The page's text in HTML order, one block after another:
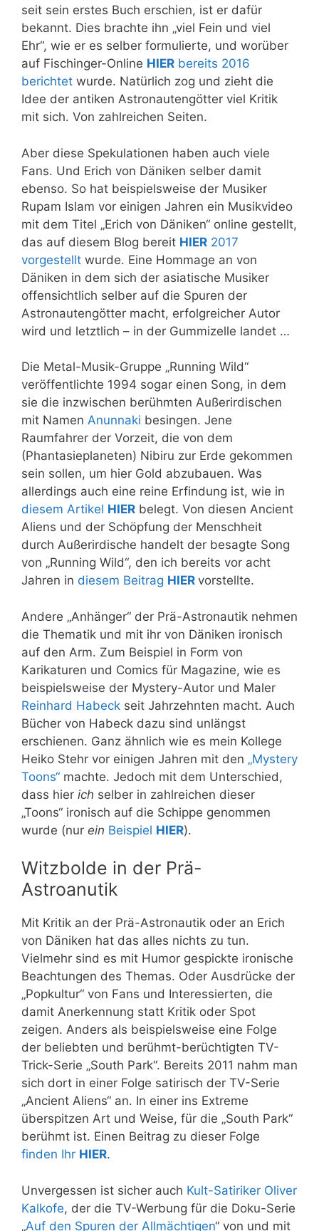
seit sein erstes Buch erschien, ist er dafür
bekannt. Dies brachte ihn „viel Fein und viel
Ehr“, wie er es selber formulierte, und worüber
auf Fischinger-Online HIER bereits 2016
berichtet wurde. Natürlich zog und zieht die
Idee der antiken Astronautengötter viel Kritik
mit sich. Von zahlreichen Seiten.
Aber diese Spekulationen haben auch viele
Fans. Und Erich von Däniken selber damit
ebenso. So hat beispielsweise der Musiker
Rupam Islam vor einigen Jahren ein Musikvideo
mit dem Titel „Erich von Däniken“ online gestellt,
das auf diesem Blog bereit HIER 2017
vorgestellt wurde. Eine Hommage an von
Däniken in dem sich der asiatische Musiker
offensichtlich selber auf die Spuren der
Astronautengötter macht, erfolgreicher Autor
wird und letztlich – in der Gummizelle landet …
Die Metal-Musik-Gruppe „Running Wild“
veröffentlichte 1994 sogar einen Song, in dem
sie die inzwischen berühmten Außerirdischen
mit Namen Anunnaki besingen. Jene
Raumfahrer der Vorzeit, die von dem
(Phantasieplaneten) Nibiru zur Erde gekommen
sein sollen, um hier Gold abzubauen. Was
allerdings auch eine reine Erfindung ist, wie in
diesem Artikel HIER belegt. Von diesen Ancient
Aliens und der Schöpfung der Menschheit
durch Außerirdische handelt der besagte Song
von „Running Wild“, den ich bereits vor acht
Jahren in diesem Beitrag HIER vorstellte.
Andere „Anhänger“ der Prä-Astronautik nehmen
die Thematik und mit ihr von Däniken ironisch
auf den Arm. Zum Beispiel in Form von
Karikaturen und Comics für Magazine, wie es
beispielsweise der Mystery-Autor und Maler
Reinhard Habeck seit Jahrzehnten macht. Auch
Bücher von Habeck dazu sind unlängst
erschienen. Ganz ähnlich wie es mein Kollege
Heiko Stehr vor einigen Jahren mit den „Mystery
Toons“ machte. Jedoch mit dem Unterschied,
dass hier ich selber in zahlreichen dieser
„Toons“ ironisch auf die Schippe genommen
wurde (nur ein Beispiel HIER).
Witzbolde in der Prä-
Astroanutik
Mit Kritik an der Prä-Astronautik oder an Erich
von Däniken hat das alles nichts zu tun.
Vielmehr sind es mit Humor gespickte ironische
Beachtungen des Themas. Oder Ausdrücke der
„Popkultur“ von Fans und Interessierten, die
damit Anerkennung statt Kritik oder Spot
zeigen. Anders als beispielsweise eine Folge
der beliebten und berühmt-berüchtigten TV-
Trick-Serie „South Park“. Bereits 2011 nahm man
sich dort in einer Folge satirisch der TV-Serie
„Ancient Aliens“ an. In einer ins Extreme
überspitzen Art und Weise, für die „South Park“
berühmt ist. Einen Beitrag zu dieser Folge
finden Ihr HIER.
Unvergessen ist sicher auch Kult-Satiriker Oliver
Kalkofe, der die TV-Werbung für die Doku-Serie
„Auf den Spuren der Allmächtigen“ von und mit